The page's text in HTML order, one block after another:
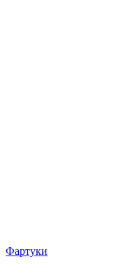
Фартуки